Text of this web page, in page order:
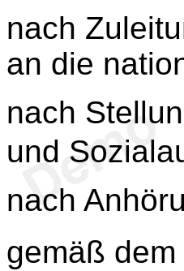
nach
an die
nach
und
nach
gemäß